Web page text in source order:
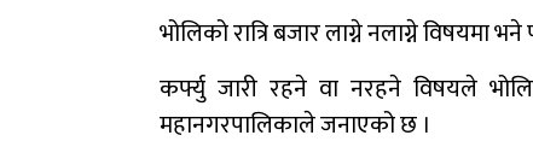
भोलिको रात्रि बजार लाग्ने नलाग्ने विषयमा
कर्फ्यु जारी रहने वा नरहने विषयले
महानगरपालिकाले जनाएको छ ।